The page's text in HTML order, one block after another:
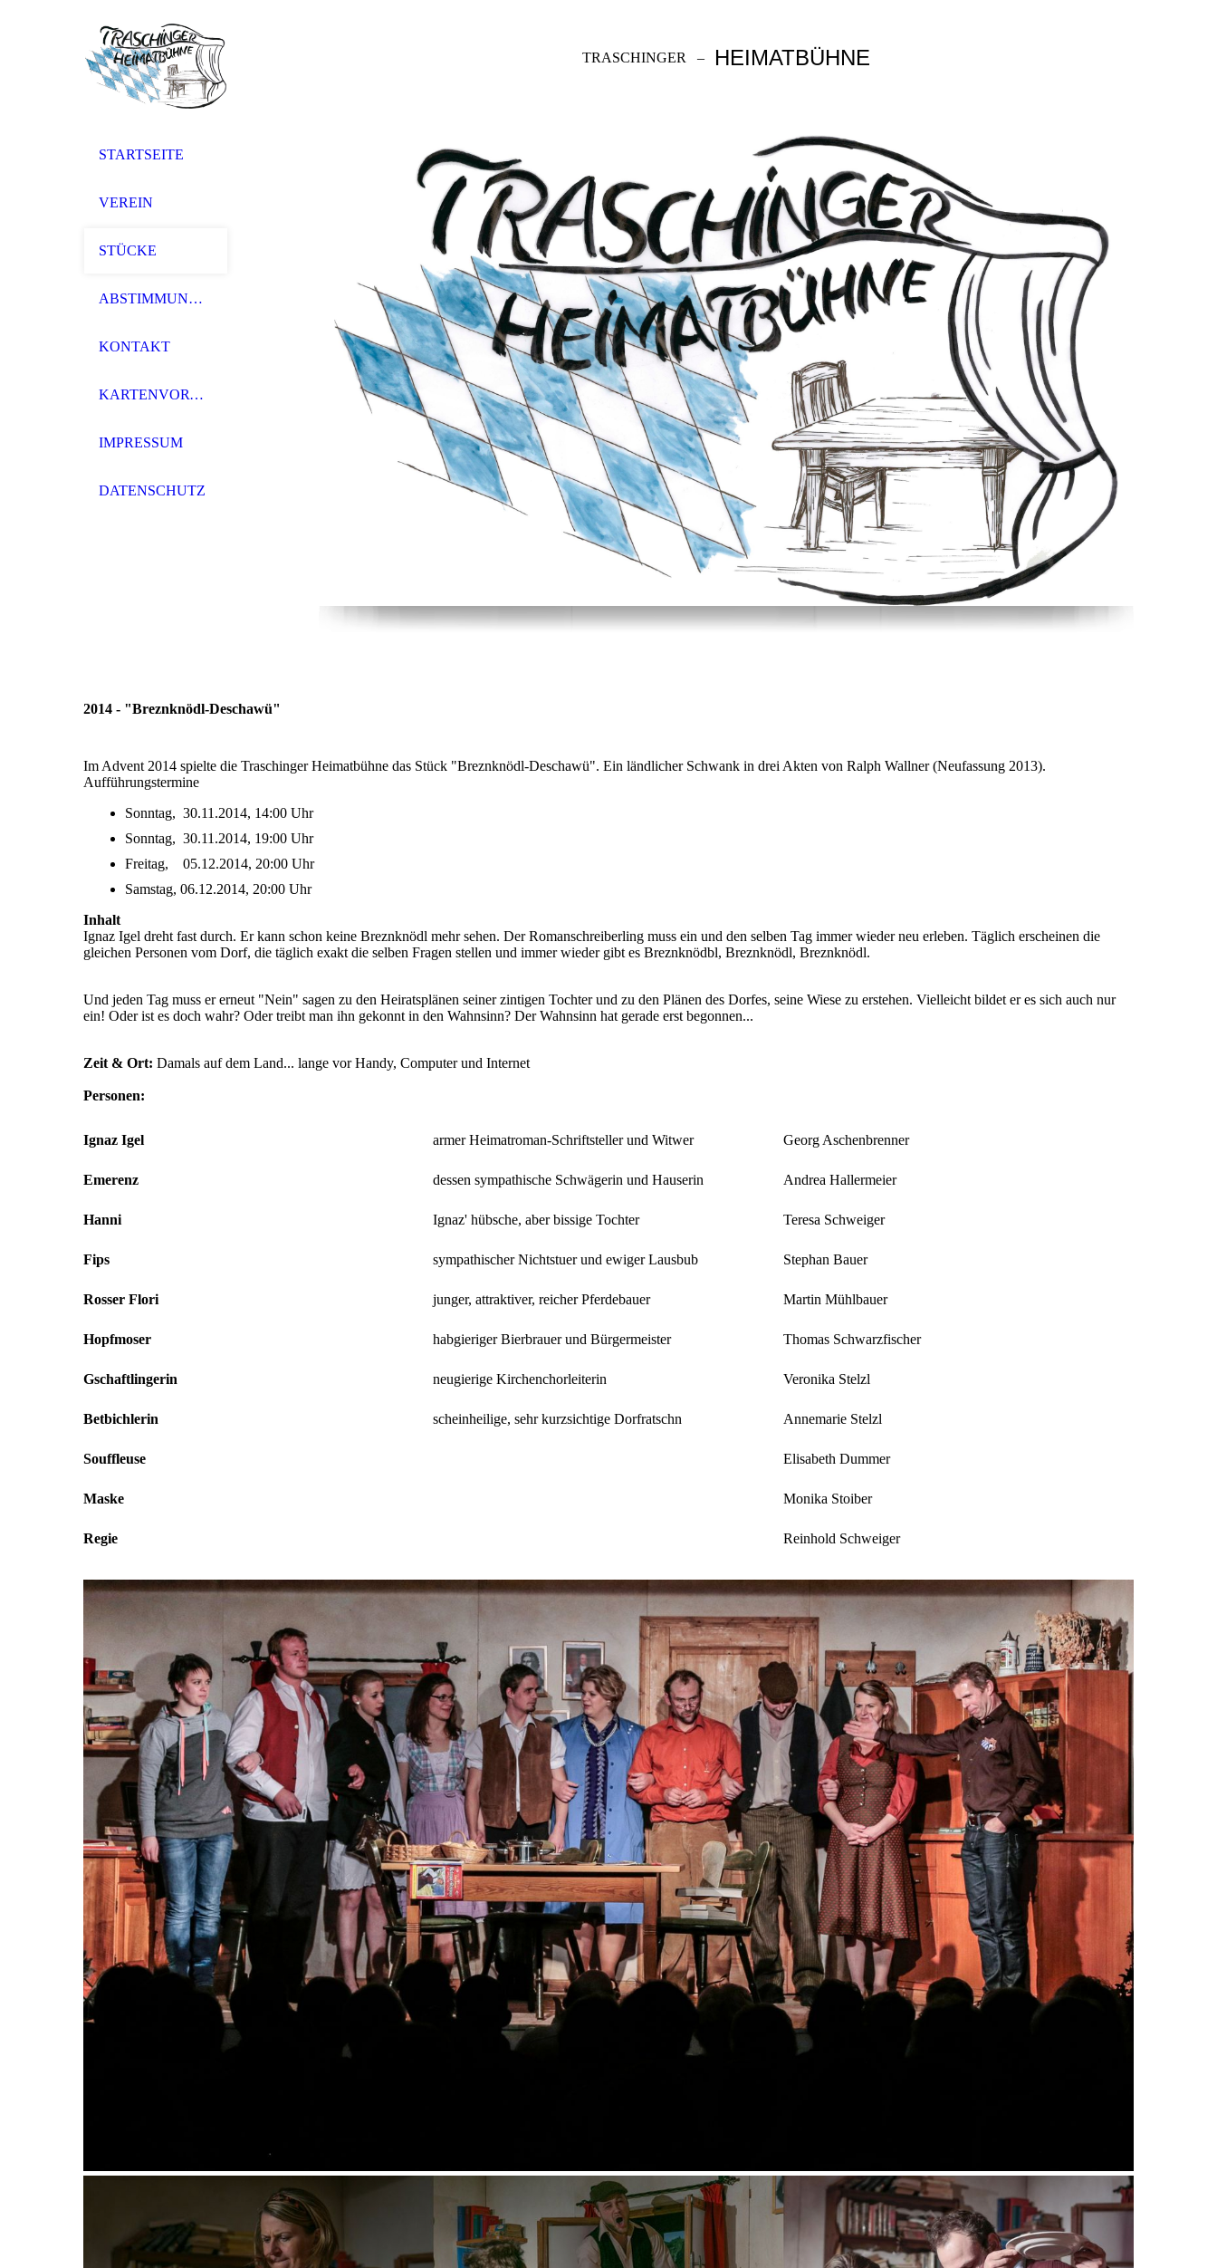
TRASCHINGER – HEIMATBÜHNE
STARTSEITE
VEREIN
STÜCKE
ABSTIMMUNG 26
KONTAKT
KARTENVORVERKAUF
IMPRESSUM
DATENSCHUTZ
2014 - "Breznknödl-Deschawü"
Im Advent 2014 spielte die Traschinger Heimatbühne das Stück "Breznknödl-Deschawü". Ein ländlicher Schwank in drei Akten von Ralph Wallner (Neufassung 2013).
Aufführungstermine
Sonntag, 30.11.2014, 14:00 Uhr
Sonntag, 30.11.2014, 19:00 Uhr
Freitag, 05.12.2014, 20:00 Uhr
Samstag, 06.12.2014, 20:00 Uhr
Inhalt
Ignaz Igel dreht fast durch. Er kann schon keine Breznknödl mehr sehen. Der Romanschreiberling muss ein und den selben Tag immer wieder neu erleben. Täglich erscheinen die
gleichen Personen vom Dorf, die täglich exakt die selben Fragen stellen und immer wieder gibt es Breznknödbl, Breznknödl, Breznknödl.
Und jeden Tag muss er erneut "Nein" sagen zu den Heiratsplänen seiner zintigen Tochter und zu den Plänen des Dorfes, seine Wiese zu erstehen. Vielleicht bildet er es sich auch nur
ein! Oder ist es doch wahr? Oder treibt man ihn gekonnt in den Wahnsinn? Der Wahnsinn hat gerade erst begonnen...
Zeit & Ort: Damals auf dem Land... lange vor Handy, Computer und Internet
Personen:
Ignaz Igel armer Heimatroman-Schriftsteller und Witwer Georg Aschenbrenner
Emerenz dessen sympathische Schwägerin und Hauserin Andrea Hallermeier
Hanni Ignaz' hübsche, aber bissige Tochter Teresa Schweiger
Fips sympathischer Nichtstuer und ewiger Lausbub Stephan Bauer
Rosser Flori junger, attraktiver, reicher Pferdebauer Martin Mühlbauer
Hopfmoser habgieriger Bierbrauer und Bürgermeister Thomas Schwarzfischer
Gschaftlingerin neugierige Kirchenchorleiterin Veronika Stelzl
Betbichlerin scheinheilige, sehr kurzsichtige Dorfratschn Annemarie Stelzl
Souffleuse Elisabeth Dummer
Maske Monika Stoiber
Regie Reinhold Schweiger